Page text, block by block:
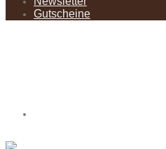
Gutscheine